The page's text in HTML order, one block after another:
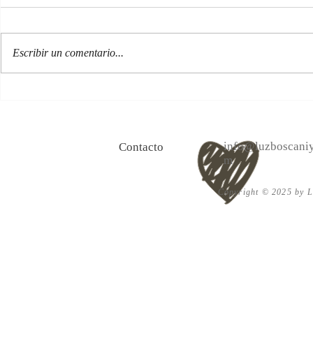
Escribir un comentario...
Contacto
m
Copyright © 2025 by